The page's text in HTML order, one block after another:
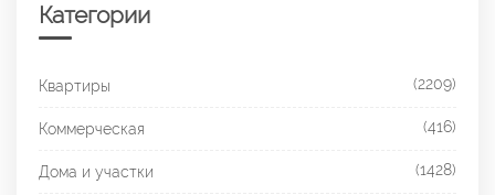
Категории
Квартиры (2209)
Коммерческая (416)
Дома и участки (1428)